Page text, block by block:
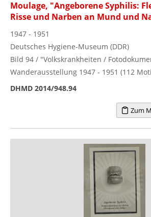
Moulage, "Angeborene Syphilis:
Risse und Narben an Mund und
1947 - 1951
Deutsches Hygiene-Museum (DDR)
Bild 94 / "Volkskrankheiten /
Wanderausstellung 1947 - 1951 (112
DHMD 2014/948.94
Zum